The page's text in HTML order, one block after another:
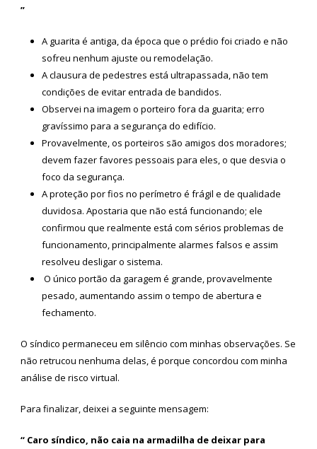
”
A guarita é antiga, da época que o prédio foi criado e não
sofreu nenhum ajuste ou remodelação.
A clausura de pedestres está ultrapassada, não tem
condições de evitar entrada de bandidos.
Observei na imagem o porteiro fora da guarita; erro
gravíssimo para a segurança do edifício.
Provavelmente, os porteiros são amigos dos moradores;
devem fazer favores pessoais para eles, o que desvia o
foco da segurança.
A proteção por fios no perímetro é frágil e de qualidade
duvidosa. Apostaria que não está funcionando; ele
confirmou que realmente está com sérios problemas de
funcionamento, principalmente alarmes falsos e assim
resolveu desligar o sistema.
O único portão da garagem é grande, provavelmente
pesado, aumentando assim o tempo de abertura e
fechamento.
O síndico permaneceu em silêncio com minhas observações. Se
não retrucou nenhuma delas, é porque concordou com minha
análise de risco virtual.
Para finalizar, deixei a seguinte mensagem:
“ Caro síndico, não caia na armadilha de deixar para